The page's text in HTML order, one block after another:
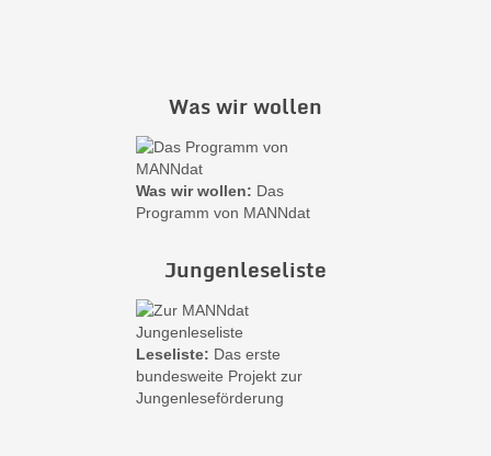
Was wir wollen
Was wir wollen: Das
Programm von MANNdat
Jungenleseliste
Leseliste: Das erste
bundesweite Projekt zur
Jungenleseförderung